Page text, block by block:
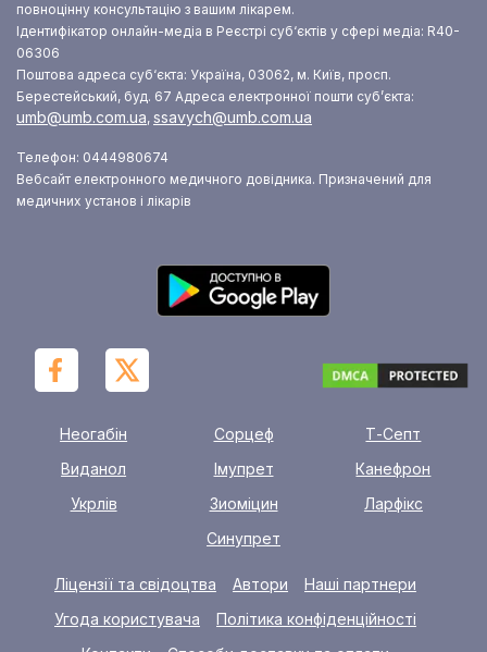
повноцінну консультацію з вашим лікарем.
Ідентифікатор онлайн-медіа в Реєстрі суб‘єктів у сфері медіа: R40-
06306
Поштова адреса суб‘єкта: Україна, 03062, м. Київ, просп.
Берестейський, буд. 67 Адреса електронної пошти суб’єкта:
umb@umb.com.ua, ssavych@umb.com.ua
Телефон: 0444980674
Вебсайт електронного медичного довідника. Призначений для
медичних установ і лікарів
Неогабін Сорцеф
Т-Септ
Виданол
Імупрет
Канефрон
Укрлів
Зиоміцин
Ларфікс
Синупрет
Ліцензії та свідоцтва Автори
Наші партнери
Угода користувача
Політика конфіденційності